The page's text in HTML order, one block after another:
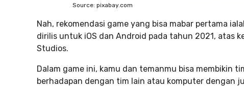
Source: pixabay.com
Nah, rekomendasi game yang bisa mabar pertama
dirilis untuk iOS dan Android pada tahun 2021, atas
Studios.
Dalam game ini, kamu dan temanmu bisa membikin
berhadapan dengan tim lain atau komputer dengan